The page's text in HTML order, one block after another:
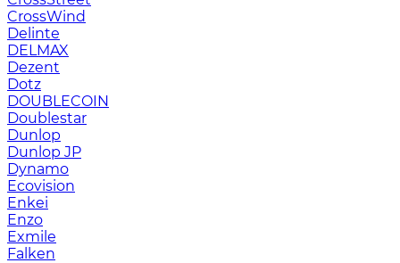
CrossWind
Delinte
DELMAX
Dezent
Dotz
DOUBLECOIN
Doublestar
Dunlop
Dunlop JP
Dynamo
Ecovision
Enkei
Enzo
Exmile
Falken